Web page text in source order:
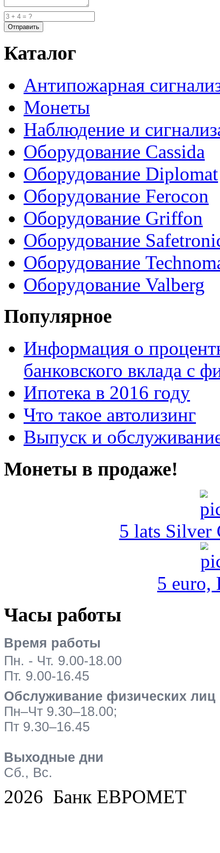
Каталог
Антипожарная
Монеты
Наблюдение и
Оборудование Cassida
Оборудование Diplomat
Оборудование Ferocon
Оборудование Griffon
Оборудование
Оборудование
Оборудование Valberg
Популярное
Информация о
банковского вклада с
Ипотека в 2016 году
Что такое автолизинг
Выпуск и
Монеты в продаже!
5 lats Silver
5 euro,
Часы работы
Время работы
Пн. - Чт. 9.00-18.00
Пт. 9.00-16.45
Обслуживание физических лиц
Пн–Чт 9.30–18.00;
Пт 9.30–16.45
Выходные дни
Сб., Вс.
2026 Банк ЕВРОМЕТ